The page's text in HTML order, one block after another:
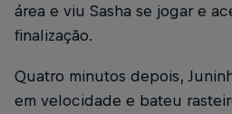
área e viu Sasha se jogar e
finalização.
Quatro minutos depois,
em velocidade e bateu